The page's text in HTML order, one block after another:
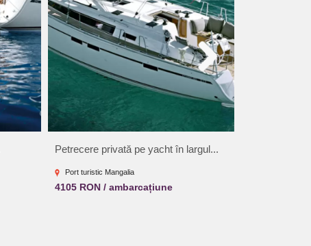
Petrecere privată pe yacht în largul...
Port turistic Mangalia
4105 RON / ambarcațiune